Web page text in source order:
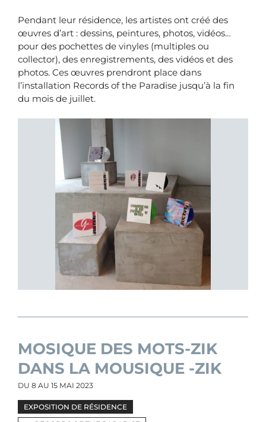
Pendant leur résidence, les artistes ont créé des
œuvres d’art : dessins, peintures, photos, vidéos…
pour des pochettes de vinyles (multiples ou
collector), des enregistrements, des vidéos et des
photos. Ces œuvres prendront place dans
l’installation Records of the Paradise jusqu’à la fin
du mois de juillet.
MOSIQUE DES MOTS-ZIK
DANS LA MOUSIQUE -ZIK
DU 8 AU 15 MAI 2023
EXPOSITION DE RÉSIDENCE